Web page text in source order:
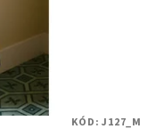
KÓD:J127_M